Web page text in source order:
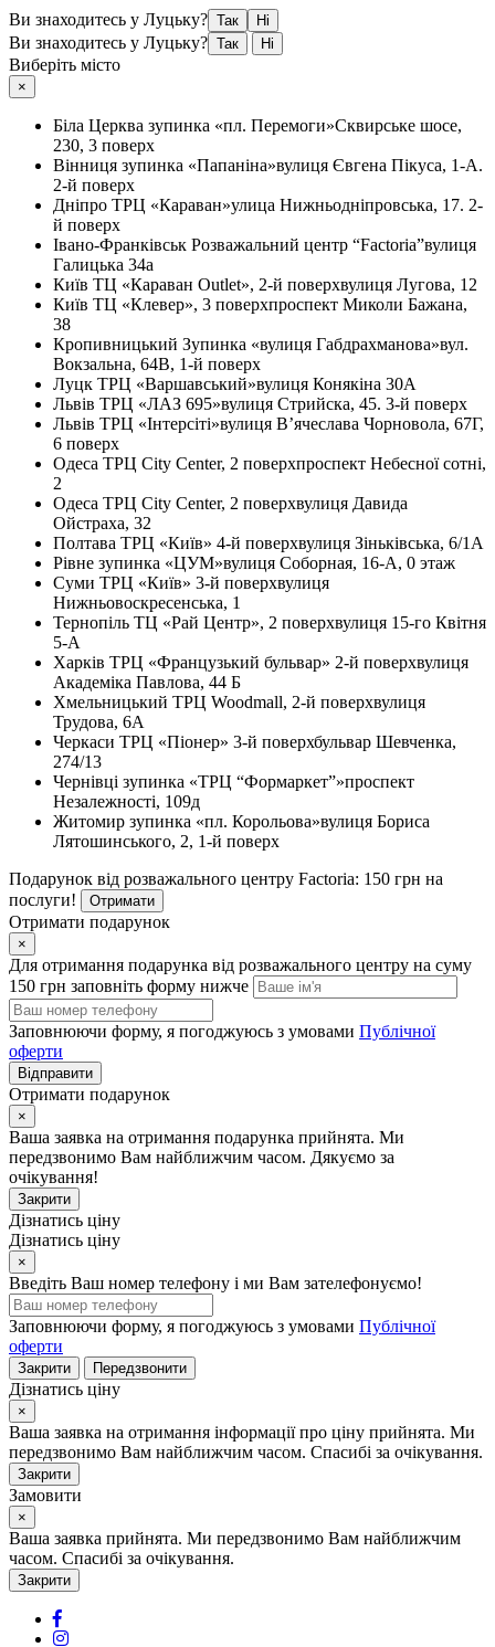
Ви знаходитесь у Луцьку? Так Ні
Ви знаходитесь у Луцьку? Так Ні
Виберіть місто
×
Біла Церква зупинка «пл. Перемоги»Сквирське шосе,
230, 3 поверх
Вінниця зупинка «Папаніна»вулиця Євгена Пікуса, 1-А.
2-й поверх
Дніпро ТРЦ «Караван»улица Нижньодніпровська, 17. 2-
й поверх
Івано-Франківськ Розважальний центр “Factoria”вулиця
Галицька 34а
Київ ТЦ «Караван Outlet», 2-й поверхвулиця Лугова, 12
Київ ТЦ «Клевер», 3 поверхпроспект Миколи Бажана,
38
Кропивницький Зупинка «вулиця Габдрахманова»вул.
Вокзальна, 64В, 1-й поверх
Луцк ТРЦ «Варшавський»вулиця Конякіна 30А
Львів ТРЦ «ЛАЗ 695»вулиця Стрийска, 45. 3-й поверх
Львів ТРЦ «Інтерсіті»вулиця В’ячеслава Чорновола, 67Г,
6 поверх
Одеса ТРЦ City Center, 2 поверхпроспект Небесної сотні,
2
Одеса ТРЦ City Center, 2 поверхвулиця Давида
Ойстраха, 32
Полтава ТРЦ «Київ» 4-й поверхвулиця Зіньківська, 6/1А
Рівне зупинка «ЦУМ»вулиця Соборная, 16-А, 0 этаж
Суми ТРЦ «Київ» 3-й поверхвулиця
Нижньовоскресенська, 1
Тернопіль ТЦ «Рай Центр», 2 поверхвулиця 15-го Квітня
5-А
Харків ТРЦ «Французький бульвар» 2-й поверхвулиця
Академіка Павлова, 44 Б
Хмельницький ТРЦ Woodmall, 2-й поверхвулиця
Трудова, 6А
Черкаси ТРЦ «Піонер» 3-й поверхбульвар Шевченка,
274/13
Чернівці зупинка «ТРЦ “Формаркет”»проспект
Незалежності, 109д
Житомир зупинка «пл. Корольова»вулиця Бориса
Лятошинського, 2, 1-й поверх
Подарунок від розважального центру Factoria: 150 грн на
послуги!
Отримати
Отримати подарунок
×
Для отримання подарунка від розважального центру на суму
150 грн заповніть форму нижче
Заповнюючи форму, я погоджуюсь з умовами Публічної
оферти
Відправити
Отримати подарунок
×
Ваша заявка на отримання подарунка прийнята. Ми
передзвонимо Вам найближчим часом. Дякуємо за
очікування!
Закрити
Дізнатись ціну
Дізнатись ціну
×
Введіть Ваш номер телефону і ми Вам зателефонуємо!
Заповнюючи форму, я погоджуюсь з умовами Публічної
оферти
Закрити Передзвонити
Дізнатись ціну
×
Ваша заявка на отримання інформації про ціну прийнята. Ми
передзвонимо Вам найближчим часом. Спасибі за очікування.
Закрити
Замовити
×
Ваша заявка прийнята. Ми передзвонимо Вам найближчим
часом. Спасибі за очікування.
Закрити